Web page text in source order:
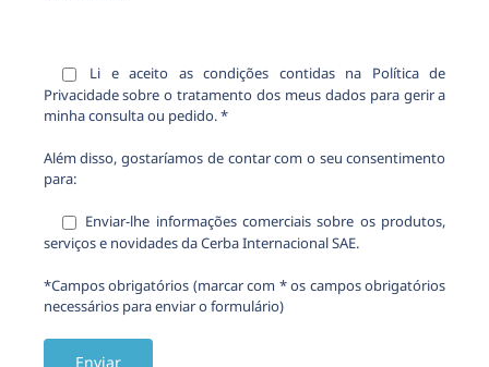
Li e aceito as condições contidas na Política de
Privacidadesobre o tratamento dos meus dados para gerir a
minha consulta ou pedido. *
Além disso, gostaríamos de contar com o seu consentimento
para:
Enviar-lhe informações comerciais sobre os produtos,
serviços e novidades da Cerba Internacional SAE.
*Campos obrigatórios (marcar com * os campos obrigatórios
necessários para enviar o formulário)